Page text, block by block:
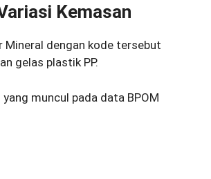
Kemasan
Mineral dengan kode tersebut
gelas plastik PP.
muncul pada data BPOM